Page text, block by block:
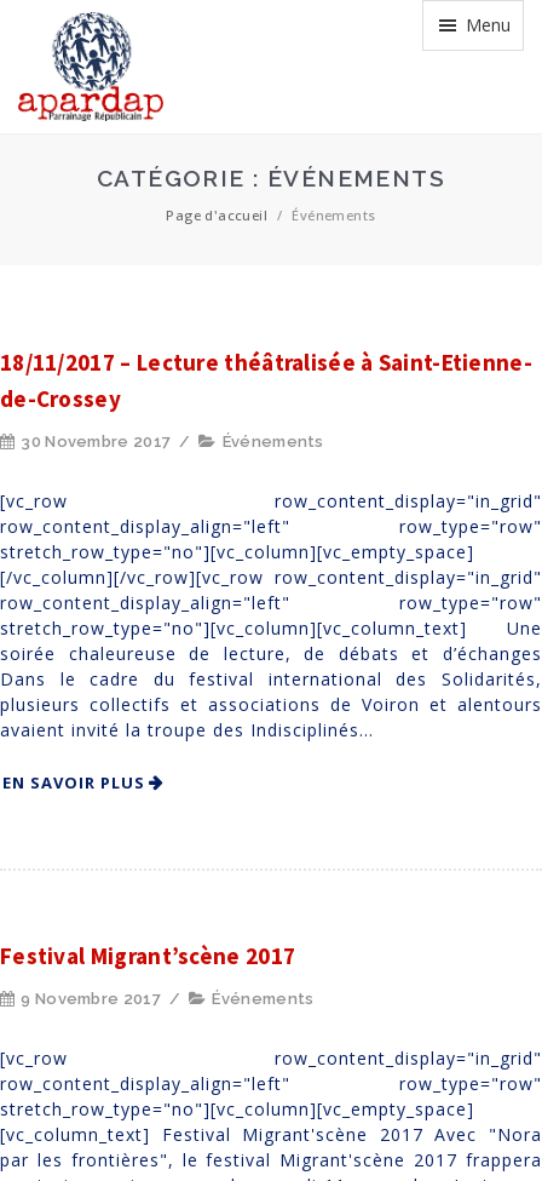
Menu
CATÉGORIE : ÉVÉNEMENTS
Page d'accueil / Événements
18/11/2017 – Lecture théâtralisée à Saint-Etienne-
de-Crossey
30 Novembre 2017 / Événements
[vc_row row_content_display="in_grid"
row_content_display_align="left" row_type="row"
stretch_row_type="no"][vc_column][vc_empty_space]
[/vc_column][/vc_row][vc_row row_content_display="in_grid"
row_content_display_align="left" row_type="row"
stretch_row_type="no"][vc_column][vc_column_text] Une
soirée chaleureuse de lecture, de débats et d’échanges
Dans le cadre du festival international des Solidarités,
plusieurs collectifs et associations de Voiron et alentours
avaient invité la troupe des Indisciplinés...
EN SAVOIR PLUS
Festival Migrant’scène 2017
9 Novembre 2017 / Événements
[vc_row row_content_display="in_grid"
row_content_display_align="left" row_type="row"
stretch_row_type="no"][vc_column][vc_empty_space]
[vc_column_text] Festival Migrant'scène 2017 Avec "Nora
par les frontières", le festival Migrant'scène 2017 frappera